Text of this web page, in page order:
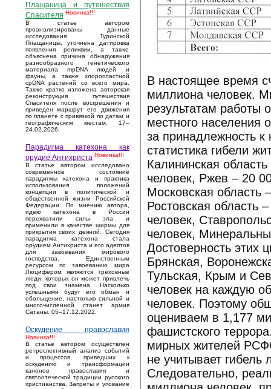
Плащаница и путешествия
Спасителя Новинка!!!
В статье автором
проанализированы данные
исследования Туринской
Плащаницы, уточнена датировка
появления реликвии, а также
объяснена причина обнаружения
разнообразного генетического
материала mpDNA людей и
фауны, а также хлоропластной
cpDNA растений со всего мира.
Также кратко изложена авторская
реконструкция путешествия
Спасителя после воскрешения и
приведен маршрут его движения
по планете с привязкой по датам и
географическим местам. 17–
24.02.2026.
Парадигма катехона как
орудие Антихриста Новинка!!!
В статье автором исследовано
современное состояние
парадигмы катехона и практика
использования положений
концепции в политической и
общественной жизни Российской
Федерации. По мнению автора,
идею катехона в России
перехватили силы зла и
применили в качестве ширмы для
прикрытия своих деяний. Сегодня
парадигма катехона стала
орудием Антихриста и его адептов
для завоевания мирового
господства. Единственным
ресурсом по завоеванию мира
Люцифером являются греховные
люди, которых он может привлечь
под свои знамена. Насколько
успешными будут его обман и
обольщение, настолько сильной и
многочисленной станет армия
Сатаны. 05–17.12.2022.
Оскудение православия
Новинка!!!
В статье автором осуществлен
ретроспективный анализ событий
и процессов, приведших к
оскудению и трансформации
канонов православия и
святоотеческой традиции русского
христианства. Запреты и упование
В настоящее время
миллиона человек.
результатам работы
местного населения
за принадлежность к
статистика гибели
Калининская
человек, Ржев – 20
Московская область
Ростовская область
человек,
человек,
Достоверность этих
Брянская,
Тульская, Крым и
человек на каждую
человек. Поэтому
оцениваем в 1,177
фашистского
мирных жителей
не учитывает гибель
Следовательно,